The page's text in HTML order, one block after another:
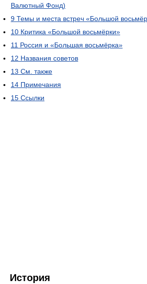
Валютный Фонд)
9 Темы и места встреч «Большой
10 Критика «Большой восьмёрки»
11 Россия и «Большая восьмёрка»
12 Названия советов
13 См. также
14 Примечания
15 Ссылки
История